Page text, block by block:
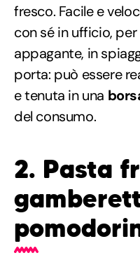
fresco. Facile e
con sé in ufficio,
appagante, in
porta: può essere
e tenuta in una
del consumo.
2. Pasta